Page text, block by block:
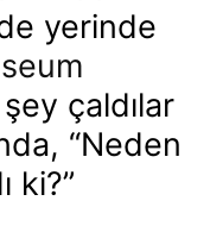
yerinde
çaldılar
“Neden
ki?”